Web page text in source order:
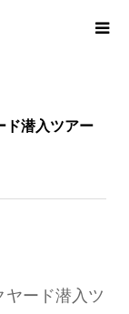
ド潜入ツアー
ヤード潜入ツ